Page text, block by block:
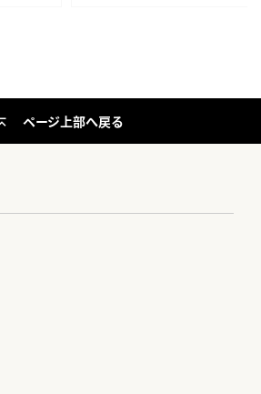
ページ上部へ戻る